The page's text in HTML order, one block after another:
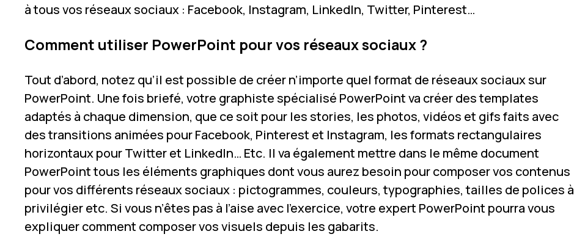
à tous vos réseaux sociaux : Facebook, Instagram, LinkedIn, Twitter, Pinterest…
Comment utiliser PowerPoint pour vos réseaux sociaux ?
Tout d’abord, notez qu’il est possible de créer n’importe quel format de réseaux sociaux sur
PowerPoint. Une fois briefé, votre graphiste spécialisé PowerPoint va créer des templates
adaptés à chaque dimension, que ce soit pour les stories, les photos, vidéos et gifs faits avec
des transitions animées pour Facebook, Pinterest et Instagram, les formats rectangulaires
horizontaux pour Twitter et LinkedIn… Etc. Il va également mettre dans le même document
PowerPoint tous les éléments graphiques dont vous aurez besoin pour composer vos contenus
pour vos différents réseaux sociaux : pictogrammes, couleurs, typographies, tailles de polices à
privilégier etc. Si vous n’êtes pas à l’aise avec l’exercice, votre expert PowerPoint pourra vous
expliquer comment composer vos visuels depuis les gabarits.